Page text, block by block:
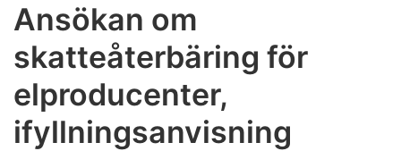
Ansökan om
skatteåterbäring för
elproducenter,
ifyllningsanvisning